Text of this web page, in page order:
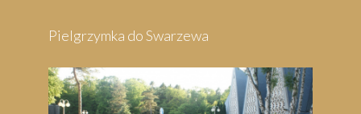
Pielgrzymka do Swarzewa